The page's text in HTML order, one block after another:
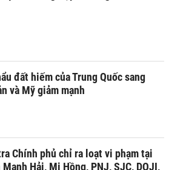
đất hiếm của Trung Quốc sang
và Mỹ giảm mạnh
Chính phủ chỉ ra loạt vi phạm tại
Mạnh Hải, Mi Hồng, PNJ, SJC, DOJI,